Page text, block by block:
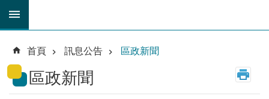
跳到主要內容區塊
育
貼
公
首頁 訊息公告 區政新聞
區政新聞